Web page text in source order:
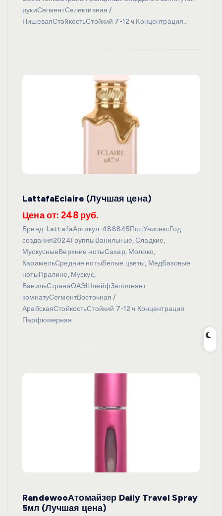
рукиСегментСелективная /
НишеваяСтойкостьСтойкий 7-12 ч.Концентрация…
LattafaEclaire (Лучшая цена)
Цена от: 248 руб.
Бренд: LattafaАртикул: 488845ПолУнисексГод
создания2024ГруппыВанильные, Сладкие,
МускусныеВерхние нотыСахар, Молоко,
КарамельСредние нотыБелые цветы, МедБазовые
нотыПралине, Мускус,
ВанильСтранаОАЭШлейфЗаполняет
комнатуСегментВосточная /
АрабскаяСтойкостьСтойкий 7-12 ч.Концентрация:
Парфюмерная…
RandewooАтомайзер Daily Travel Spray
5мл (Лучшая цена)